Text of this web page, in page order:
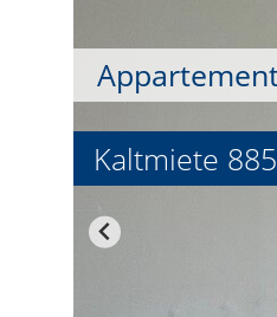
Kaltmiete